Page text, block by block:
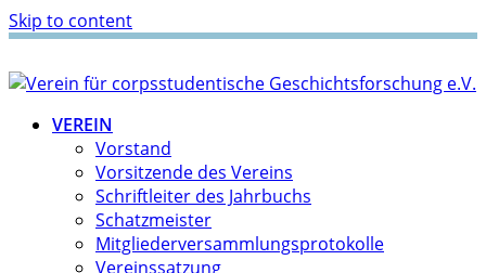
Skip to content
VEREIN
Vorstand
Vorsitzende des Vereins
Schriftleiter des Jahrbuchs
Schatzmeister
Mitgliederversammlungsprotokolle
Vereinssatzung